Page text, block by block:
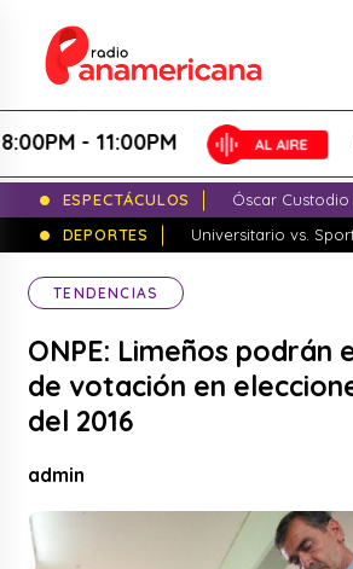
- 11:00PM
ESPECTÁCULOS
Óscar
DEPORTES
Universitario vs.
TENDENCIAS
ONPE: Limeños podrán
de votación en
del 2016
admin